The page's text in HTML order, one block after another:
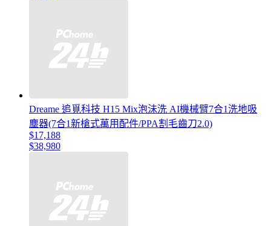
Dreame 追覓科技 H15 Mix泡沬洗 AI機械臂7合1洗地吸
塵器(7合1新槍式萬用配件/PPA割毛齒刀2.0)
$17,188
$38,980